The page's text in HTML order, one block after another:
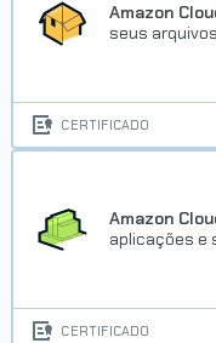
Amazon
seus
CERTIFICADO
Amazon
aplicações e
CERTIFICADO